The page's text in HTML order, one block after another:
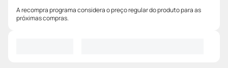
A recompra programa considera o preço regular do produto para as
próximas compras.